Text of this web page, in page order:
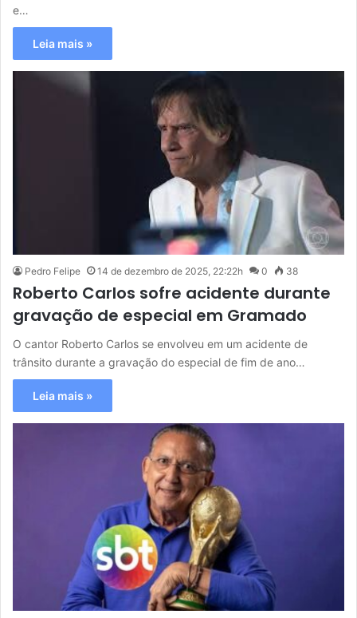
e…
Leia mais »
Pedro Felipe 14 de dezembro de 2025, 22:22h 0 38
Roberto Carlos sofre acidente durante
gravação de especial em Gramado
O cantor Roberto Carlos se envolveu em um acidente de
trânsito durante a gravação do especial de fim de ano…
Leia mais »